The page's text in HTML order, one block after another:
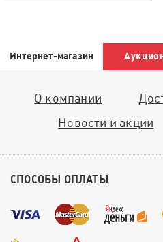
Интернет-магазин
О компании
Новости и акции
СПОСОБЫ ОПЛАТЫ